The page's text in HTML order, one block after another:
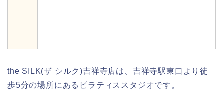
the SILK(ザ シルク)吉祥寺店は、吉祥寺駅東口より徒
歩5分の場所にあるピラティススタジオです。